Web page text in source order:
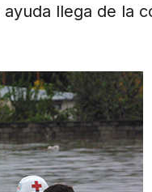
llega de la